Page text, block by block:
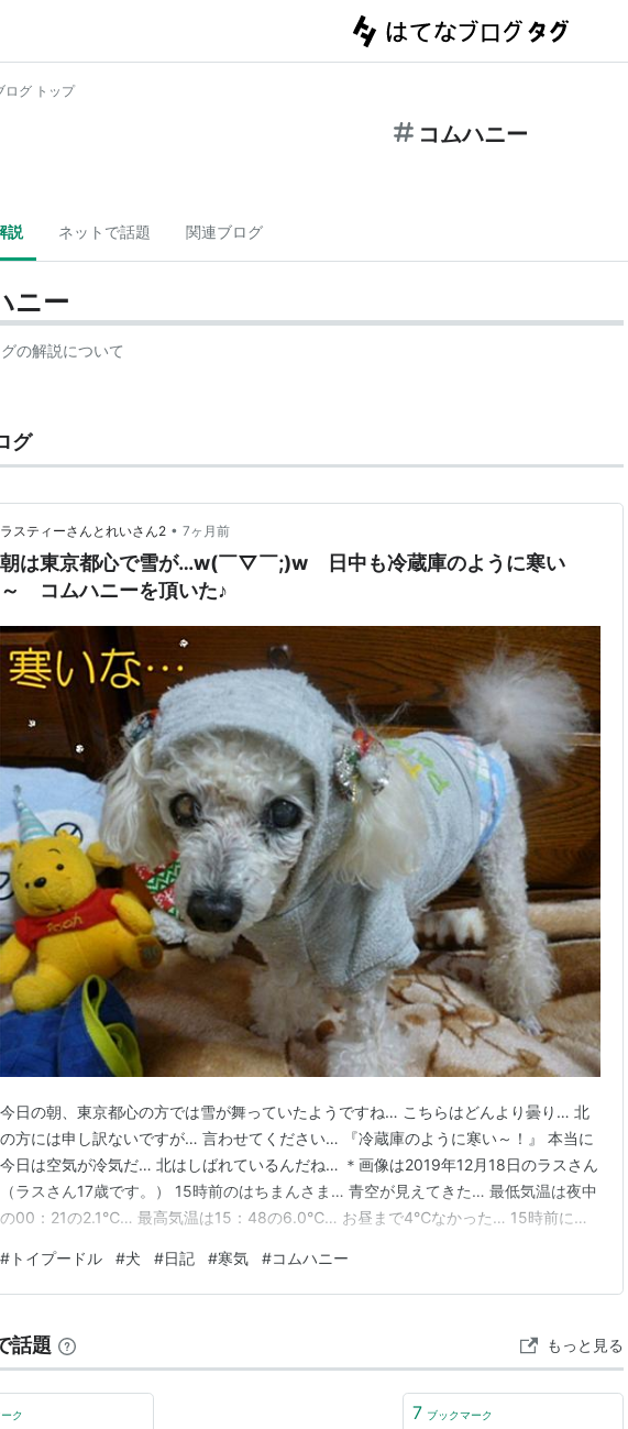
ログ トップ
コムハニー
説 ネットで話題 関連ブログ
ニー
の解説について
グ
ラスティーさんとれいさん2 • 7ヶ月前
朝は東京都心で雪が…w(￣▽￣;)w 日中も冷蔵庫のように寒い
～ コムハニーを頂いた♪
今日の朝、東京都心の方では雪が舞っていたようですね… こちらはどんより曇り… 北
の方には申し訳ないですが… 言わせてください… 『冷蔵庫のように寒い～！』 本当に
今日は空気が冷気だ… 北はしばれているんだね… ＊画像は2019年12月18日のラスさん
（ラスさん17歳です。） 15時前のはちまんさま… 青空が見えてきた… 最低気温は夜中
の00：21の2.1℃… 最高気温は15：48の6.0℃… お昼まで4℃なかった… 15時前に少
は氷点下ですよね… 暖かくしてくださいね… 早いけどプレゼントもらった♪ 『コムハ…
# トイプードル #犬 #日記 #寒気 #コムハニー
話題 もっと見る
ク 7 ブックマーク